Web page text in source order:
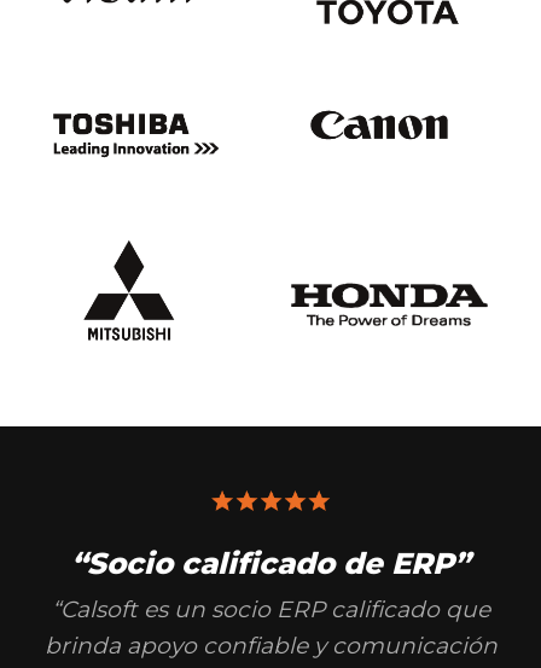
“Socio calificado de ERP”
“Calsoft es un socio ERP calificado que
brinda apoyo confiable y comunicación